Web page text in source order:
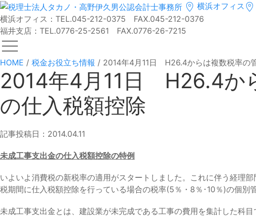
横浜オフィス
横浜オフィス：TEL.045-212-0375 FAX.045-212-0376
福井支店：TEL.0776-25-2561 FAX.0776-26-7215
HOME / 税金お役立ち情報 / 2014年4月11日 H26.4からは複数税率の
2014年4月11日 H26.4か
の仕入税額控除
記事投稿日：2014.04.11
未成工事支出金の仕入税額控除の特例
いよいよ消費税の新税率の適用がスタートしました。これに伴う経理
税期間に仕入税額控除を行っている場合の税率(5％・8％･10％)の個別
未成工事支出金とは、建設業が未完成である工事の費用を集計した科